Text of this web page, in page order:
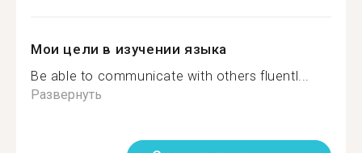
Мои цели в изучении языка
Be able to communicate with others fluentl...
Развернуть